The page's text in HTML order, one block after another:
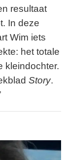
resultaat
In deze
Wim iets
het totale
kleindochter.
Story.